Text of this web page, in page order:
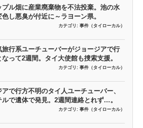
プル畑に産業廃棄物を不法投棄。池の水
し悪臭が付近に～ラヨーン県。
カテゴリ: 事件（タイローカル）
旅行系ユーチューバーがジョージアで行
って2週間。タイ大使館も捜索支援。
カテゴリ: 事件（タイローカル）
アで行方不明のタイ人ユーチューバー、
ルで遺体で発見。2週間連絡とれず…。
カテゴリ: 事件（タイローカル）